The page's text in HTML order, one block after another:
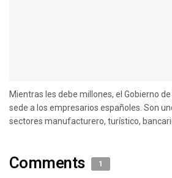
Mientras les debe millones, el Gobierno
sede a los empresarios españoles. Son
sectores manufacturero, turístico,
Comments 1